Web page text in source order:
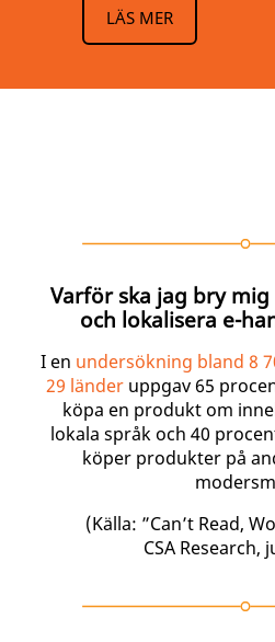
LÄS MER
Varför ska jag bry
och lokalisera e-
I en undersökning bland 8
29 länderuppgav 65
köpa en produkt om
lokala språk och 40
köper produkter på
(Källa: ”Can’t Read,
CSA Research,